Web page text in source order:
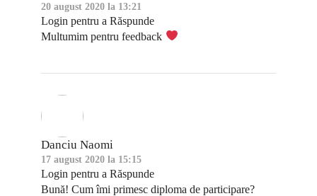
20 august 2020 la 13:21
Login pentru a Răspunde
Multumim pentru feedback
Danciu Naomi
17 august 2020 la 15:15
Login pentru a Răspunde
Bună! Cum îmi primesc diploma de participare?